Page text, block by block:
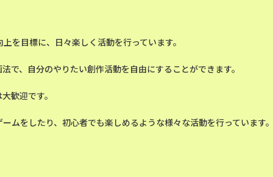
を目標に、日々楽しく活動を行っています。
で、自分のやりたい創作活動を自由にすることができます。
歓迎です。
ムをしたり、初心者でも楽しめるような様々な活動を行っています